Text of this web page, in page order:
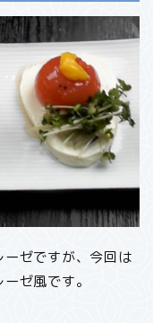
ゼですが、今回は
ゼ風です。